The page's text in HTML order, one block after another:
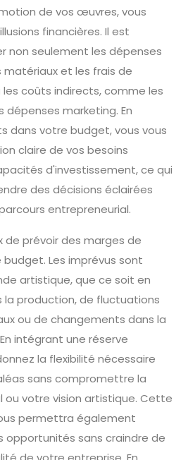
de vos œuvres, vous
financières. Il est
non seulement les dépenses
et les frais de
coûts indirects, comme les
marketing. En
dans votre budget, vous vous
claire de vos besoins
d'investissement, ce qui
des décisions éclairées
entrepreneurial.
de prévoir des marges de
Les imprévus sont
artistique, que ce soit en
la production, de fluctuations
ou de changements dans la
intégrant une réserve
la flexibilité nécessaire
sans compromettre la
votre vision artistique. Cette
permettra également
opportunités sans craindre de